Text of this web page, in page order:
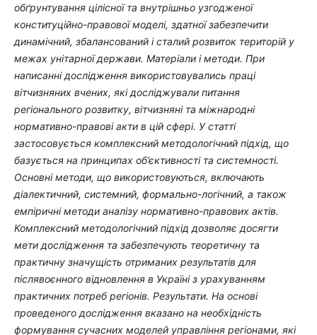
обґрунтування цілісної та внутрішньо узгодженої
конституційно-правової моделі, здатної забезпечити
динамічний, збалансований і сталий розвиток територій у
межах унітарної держави. Матеріали і методи. При
написанні дослідження використовувались праці
вітчизняних вчених, які досліджували питання
регіонального розвитку, вітчизняні та міжнародні
нормативно-правові акти в цій сфері. У статті
застосовується комплексний методологічний підхід, що
базується на принципах об’єктивності та системності.
Основні методи, що використовуються, включають
діалектичний, системний, формально-логічний, а також
емпіричні методи аналізу нормативно-правових актів.
Комплексний методологічний підхід дозволяє досягти
мети дослідження та забезпечують теоретичну та
практичну значущість отриманих результатів для
післявоєнного відновлення в Україні з урахуванням
практичних потреб регіонів. Результати. На основі
проведеного дослідження вказано на необхідність
формування сучасних моделей управління регіонами, які